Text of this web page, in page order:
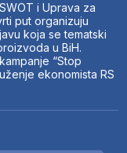
i Uprava za
put organizuju
koja se tematski
u BiH.
“Stop
ekonomista RS